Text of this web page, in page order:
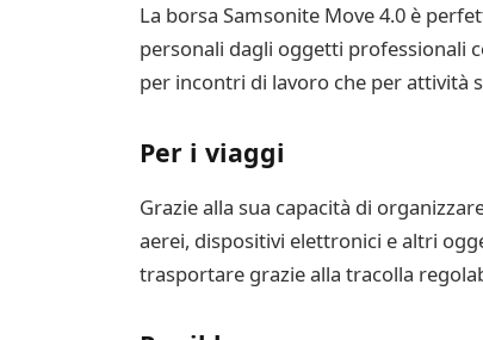
La borsa Samsonite Move 4.0 è
personali dagli oggetti professionali
per incontri di lavoro che per attività
Per i viaggi
Grazie alla sua capacità di
aerei, dispositivi elettronici e altri
trasportare grazie alla tracolla